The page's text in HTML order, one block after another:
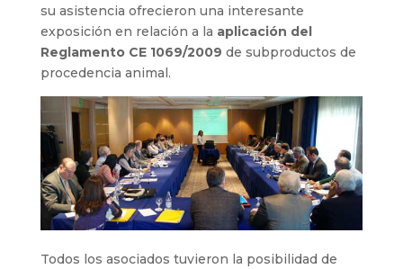
su asistencia ofrecieron una interesante
exposición en relación a la aplicación del
Reglamento CE 1069/2009 de subproductos de
procedencia animal.
Todos los asociados tuvieron la posibilidad de